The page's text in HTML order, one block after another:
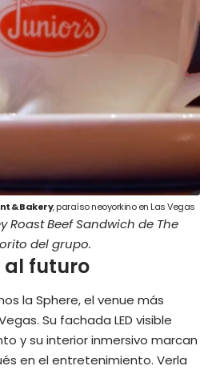
& Bakery, paraíso neoyorkino en Las Vegas
Roast Beef Sandwich de The
del grupo.
al futuro
la Sphere, el venue más
Su fachada LED visible
y su interior inmersivo marcan
en el entretenimiento. Verla